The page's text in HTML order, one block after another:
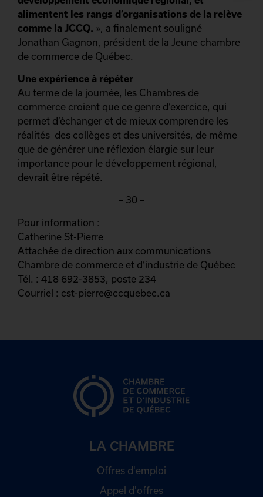
alimentent les rangs d’organisations de la relève
comme la JCCQ. », a finalement souligné
Jonathan Gagnon, président de la Jeune chambre
de commerce de Québec.
Une expérience à répéter
Au terme de la journée, les Chambres de
commerce croient que ce genre d’exercice, qui
permet d’échanger et de mieux comprendre les
réalités des collèges et des universités, de même
que de générer une réflexion élargie sur leur
importance pour le développement régional,
devrait être répété.
– 30 –
Pour information :
Catherine St-Pierre
Attachée de direction aux communications
Chambre de commerce et d’industrie de Québec
Tél. : 418 692-3853, poste 234
Courriel : cst-pierre@ccquebec.ca
LA CHAMBRE
Offres d'emploi
Appel d'offres